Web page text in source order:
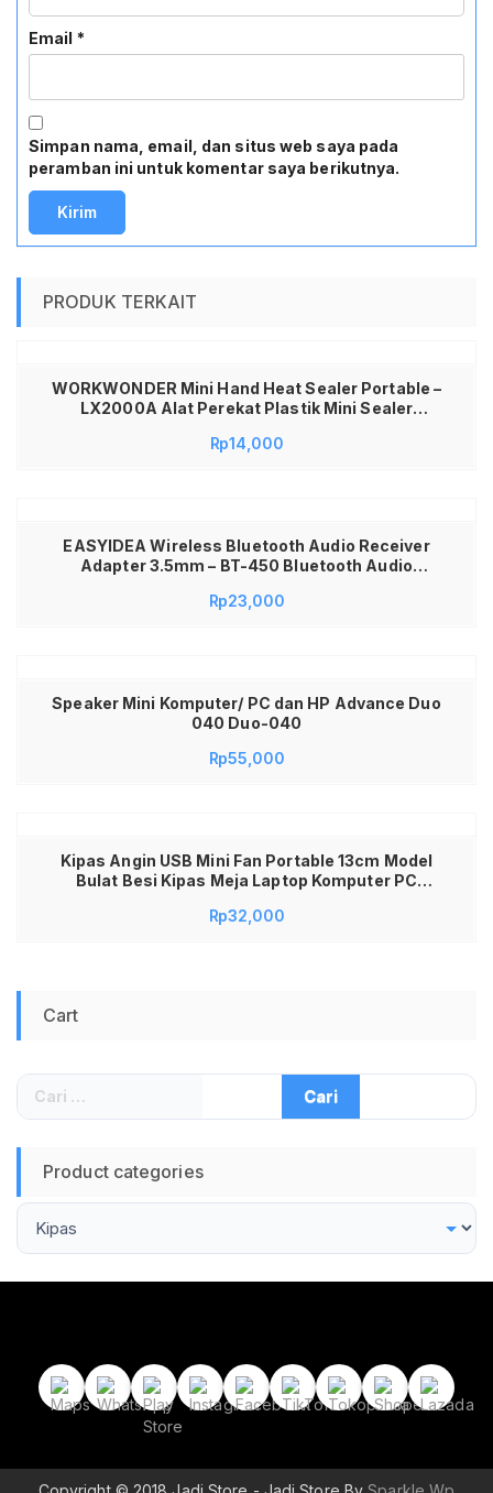
Email *
Simpan nama, email, dan situs web saya pada
peramban ini untuk komentar saya berikutnya.
PRODUK TERKAIT
WORKWONDER Mini Hand Heat Sealer Portable –
LX2000A Alat Perekat Plastik Mini Sealer
Segel Plastik Kemasan Makanan Ringan Snack
Rp14,000
EASYIDEA Wireless Bluetooth Audio Receiver
Adapter 3.5mm – BT-450 Bluetooth Audio
Music Adapter Rechargeable Bisa Dicas Ulang
Rp23,000
Speaker Mini Komputer/ PC dan HP Advance Duo
040 Duo-040
Rp55,000
Kipas Angin USB Mini Fan Portable 13cm Model
Bulat Besi Kipas Meja Laptop Komputer PC
Tidak Berisik Hemat Listrik Colokan USB Praktis
Rp32,000
Cart
Cari
untuk:
Product categories